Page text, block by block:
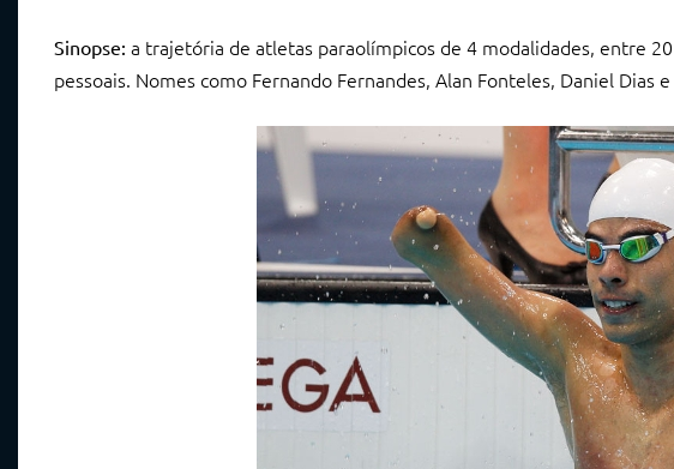
Sinopse: a trajetória de atletas paraolímpicos de 4 modalidades, entre
pessoais. Nomes como Fernando Fernandes, Alan Fonteles, Daniel